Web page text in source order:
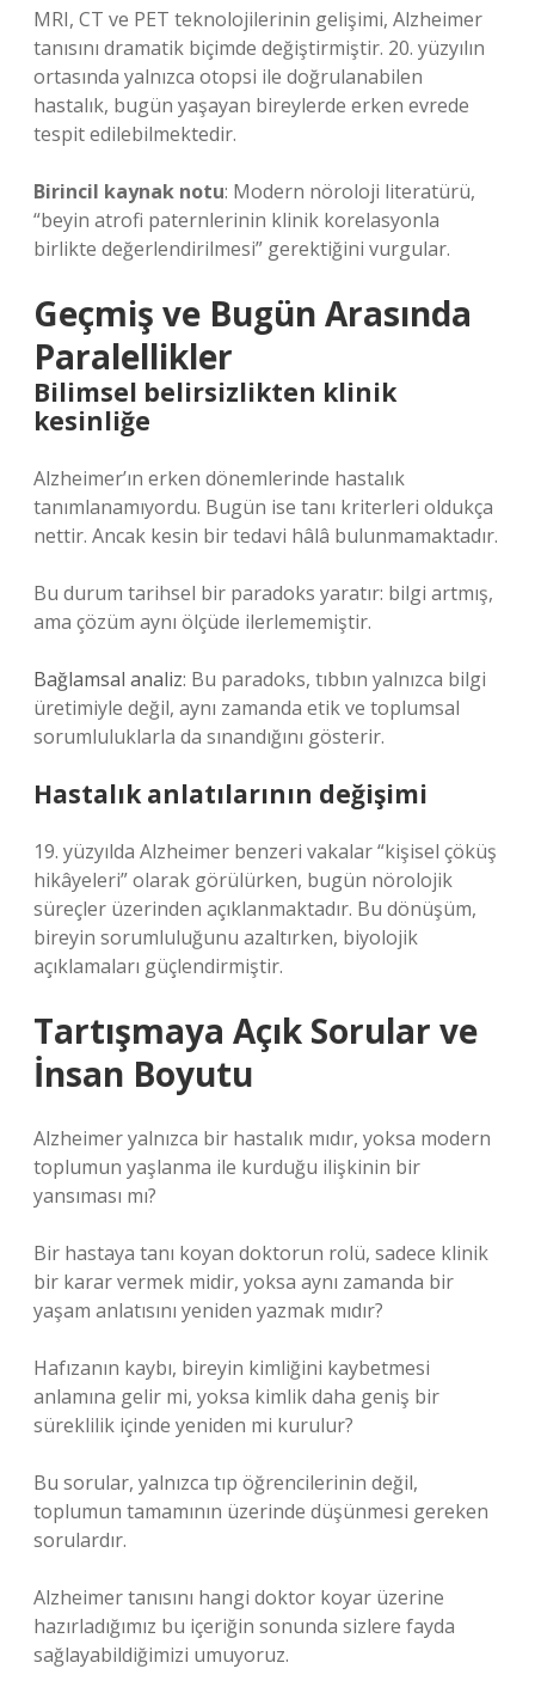
MRI, CT ve PET teknolojilerinin gelişimi, Alzheimer
tanısını dramatik biçimde değiştirmiştir. 20. yüzyılın
ortasında yalnızca otopsi ile doğrulanabilen
hastalık, bugün yaşayan bireylerde erken evrede
tespit edilebilmektedir.
Birincil kaynak notu: Modern nöroloji literatürü,
“beyin atrofi paternlerinin klinik korelasyonla
birlikte değerlendirilmesi” gerektiğini vurgular.
Geçmiş ve Bugün Arasında
Paralellikler
Bilimsel belirsizlikten klinik
kesinliğe
Alzheimer’ın erken dönemlerinde hastalık
tanımlanamıyordu. Bugün ise tanı kriterleri oldukça
nettir. Ancak kesin bir tedavi hâlâ bulunmamaktadır.
Bu durum tarihsel bir paradoks yaratır: bilgi artmış,
ama çözüm aynı ölçüde ilerlememiştir.
Bağlamsal analiz: Bu paradoks, tıbbın yalnızca bilgi
üretimiyle değil, aynı zamanda etik ve toplumsal
sorumluluklarla da sınandığını gösterir.
Hastalık anlatılarının değişimi
19. yüzyılda Alzheimer benzeri vakalar “kişisel çöküş
hikâyeleri” olarak görülürken, bugün nörolojik
süreçler üzerinden açıklanmaktadır. Bu dönüşüm,
bireyin sorumluluğunu azaltırken, biyolojik
açıklamaları güçlendirmiştir.
Tartışmaya Açık Sorular ve
İnsan Boyutu
Alzheimer yalnızca bir hastalık mıdır, yoksa modern
toplumun yaşlanma ile kurduğu ilişkinin bir
yansıması mı?
Bir hastaya tanı koyan doktorun rolü, sadece klinik
bir karar vermek midir, yoksa aynı zamanda bir
yaşam anlatısını yeniden yazmak mıdır?
Hafızanın kaybı, bireyin kimliğini kaybetmesi
anlamına gelir mi, yoksa kimlik daha geniş bir
süreklilik içinde yeniden mi kurulur?
Bu sorular, yalnızca tıp öğrencilerinin değil,
toplumun tamamının üzerinde düşünmesi gereken
sorulardır.
Alzheimer tanısını hangi doktor koyar üzerine
hazırladığımız bu içeriğin sonunda sizlere fayda
sağlayabildiğimizi umuyoruz.